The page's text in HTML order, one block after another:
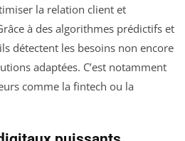
la relation client et
à des algorithmes prédictifs et
détectent les besoins non encore
adaptées. C’est notamment
comme la fintech ou la